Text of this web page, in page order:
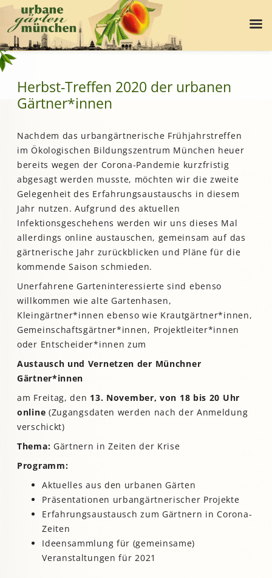
Herbst-Treffen 2020 der urbanen
Gärtner*innen
Nachdem das urbangärtnerische Frühjahrstreffen
im Ökologischen Bildungszentrum München heuer
bereits wegen der Corona-Pandemie kurzfristig
abgesagt werden musste, möchten wir die zweite
Gelegenheit des Erfahrungsaustauschs in diesem
Jahr nutzen. Aufgrund des aktuellen
Infektionsgeschehens werden wir uns dieses Mal
allerdings online austauschen, gemeinsam auf das
gärtnerische Jahr zurückblicken und Pläne für die
kommende Saison schmieden.
Unerfahrene Garteninteressierte sind ebenso
willkommen wie alte Gartenhasen,
Kleingärtner*innen ebenso wie Krautgärtner*innen,
Gemeinschaftsgärtner*innen, Projektleiter*innen
oder Entscheider*innen zum
Austausch und Vernetzen der Münchner
Gärtner*innen
am Freitag, den 13. November, von 18 bis 20 Uhr
online (Zugangsdaten werden nach der Anmeldung
verschickt)
Thema: Gärtnern in Zeiten der Krise
Programm:
Aktuelles aus den urbanen Gärten
Präsentationen urbangärtnerischer Projekte
Erfahrungsaustausch zum Gärtnern in Corona-
Zeiten
Ideensammlung für (gemeinsame)
Veranstaltungen für 2021